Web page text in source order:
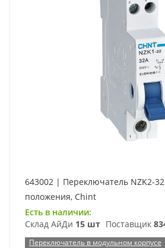
643002 | Переключатель NZK2-
положения, Chint
Есть в наличии:
Склад АйДи 15 шт Поставщик
Переключатель в модульном корпусе